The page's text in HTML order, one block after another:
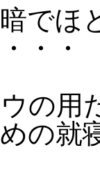
でほ
・・
の用
の就